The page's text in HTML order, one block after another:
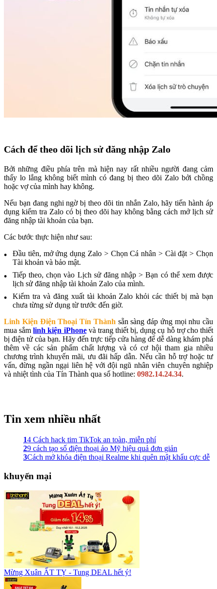
Cách để theo dõi lịch sử đăng nhập Zalo
Bởi những điều phía trên mà hiện nay rất nhiều người đang cảm
thấy lo lắng không biết mình có đang bị theo dõi Zalo bởi chồng
hoặc vợ của mình hay không.
Nếu bạn đang nghi ngờ bị theo dõi tin nhắn Zalo, hãy tiến hành áp
dụng kiểm tra Zalo có bị theo dõi hay không bằng cách mở lịch sử
đăng nhập tài khoản của bạn.
Các bước thực hiện như sau:
Đầu tiên, mở ứng dụng Zalo > Chọn Cá nhân > Cài đặt > Chọn
Tài khoản và bảo mật.
Tiếp theo, chọn vào Lịch sử đăng nhập > Bạn có thể xem được
lịch sử đăng nhập tài khoản Zalo của mình.
Kiểm tra và đăng xuất tài khoản Zalo khỏi các thiết bị mà bạn
chưa từng sử dụng từ trước đến giờ.
Linh Kiện Điện Thoại Tín Thành sẵn sàng đáp ứng mọi nhu cầu
mua sắmlinh kiện iPhone và trang thiết bị, dụng cụ hỗ trợ cho thiết
bị điện tử của bạn. Hãy đến trực tiếp cửa hàng để dễ dàng khám phá
thêm về các sản phẩm chất lượng và có cơ hội tham gia nhiều
chương trình khuyến mãi, ưu đãi hấp dẫn. Nếu cần hỗ trợ hoặc tư
vấn, đừng ngần ngại liên hệ với đội ngũ nhân viên chuyên nghiệp
và nhiệt tình của Tín Thành qua số hotline: 0982.14.24.34.
Tin xem nhiều nhất
14 Cách hack tim TikTok an toàn, miễn phí
29 cách tạo số điện thoại ảo Mỹ hiệu quả đơn giản
3Cách mở khóa điện thoại Realme khi quên mật khẩu cực dễ
khuyến mại
Mừng Xuân ẤT TỴ - Tung DEAL hết ý!